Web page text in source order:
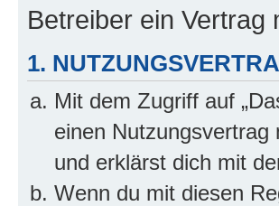
Betreiber ein Vertrag
1.
Mit dem Zugriff auf
einen Nutzungsvertrag
und erklärst dich mit
Wenn du mit diesen